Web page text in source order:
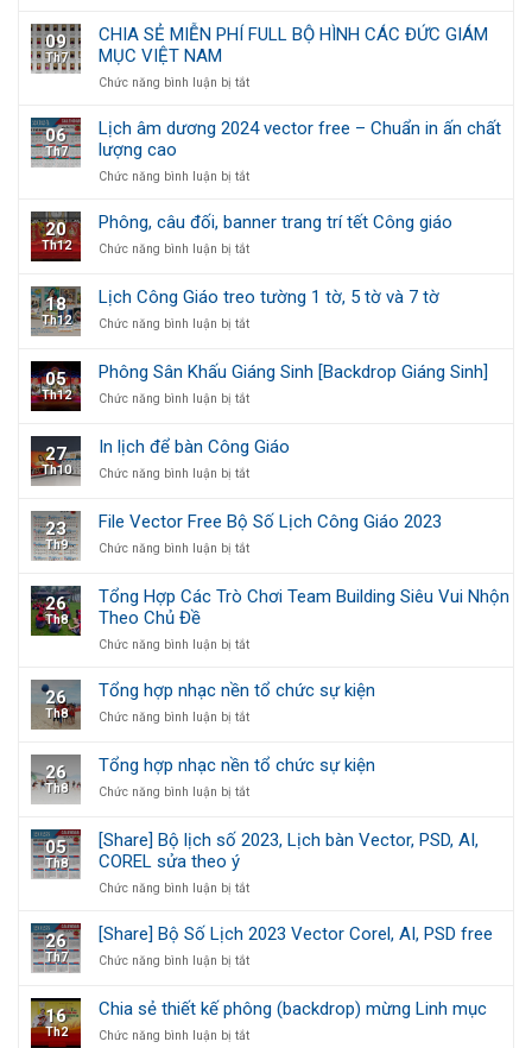
7
thu
Công
Bộ
Lịch
Giáo
2024
09
Th7
CHIA SẺ MIỄN PHÍ FULL BỘ HÌNH CÁC ĐỨC GIÁM
MỤC VIỆT NAM
Chức năng bình luận bị tắtở
SẺ
MIỄN
FULL
CÁC
ĐỨC
MỤC
VIỆT
NAM
06
Th7
Lịch âm dương 2024 vector free – Chuẩn in ấn chất
lượng cao
Chức năng bình luận bị tắtở
dương
2024
free
–
Chuẩn
ấn
chất
lượng
20
Th12
Phông, câu đối, banner trang trí tết Công giáo
Chức năng bình luận bị tắtở
đối,
banner
trí
tết
Công
18
Th12
Lịch Công Giáo treo tường 1 tờ, 5 tờ và 7 tờ
Chức năng bình luận bị tắtở
Giáo
treo
tờ,
5
và
7
tờ
05
Th12
Phông Sân Khấu Giáng Sinh [Backdrop Giáng Sinh]
Chức năng bình luận bị tắtở
Khấu
Giáng
[Backdrop
Giáng
Sinh]
27
Th10
In lịch để bàn Công Giáo
Chức năng bình luận bị tắtở
để
bàn
Giáo
23
Th9
File Vector Free Bộ Số Lịch Công Giáo 2023
Chức năng bình luận bị tắtở
Free
Số
Công
Giáo
2023
26
Th8
Tổng Hợp Các Trò Chơi Team Building Siêu Vui Nhộn
Theo Chủ Đề
Chức năng bình luận bị tắtở
Hợp
Các
Trò
Team
Building
Siêu
Nhộn
Đề
26
Th8
Tổng hợp nhạc nền tổ chức sự kiện
Chức năng bình luận bị tắtở
hợp
nhạc
nền
chức
sự
26
Th8
Tổng hợp nhạc nền tổ chức sự kiện
Chức năng bình luận bị tắtở
nhạc
tổ
sự
kiện
05
Th8
[Share] Bộ lịch số 2023, Lịch bàn Vector, PSD, AI,
COREL sửa theo ý
Chức năng bình luận bị tắtở
Bộ
lịch
số
Lịch
bàn
Vector,
26
Th7
[Share] Bộ Số Lịch 2023 Vector Corel, AI, PSD free
Chức năng bình luận bị tắtở
Số
Lịch
16
Th2
Chia sẻ thiết kế phông (backdrop) mừng Linh mục
Chức năng bình luận bị tắtở